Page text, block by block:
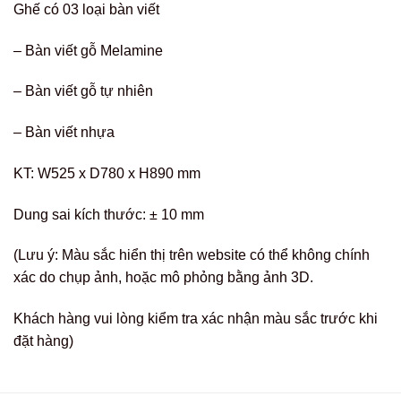
Ghế có 03 loại bàn viết
– Bàn viết gỗ Melamine
– Bàn viết gỗ tự nhiên
– Bàn viết nhựa
KT: W525 x D780 x H890 mm
Dung sai kích thước: ± 10 mm
(Lưu ý: Màu sắc hiển thị trên website có thể không chính
xác do chụp ảnh, hoặc mô phỏng bằng ảnh 3D.
Khách hàng vui lòng kiểm tra xác nhận màu sắc trước khi
đặt hàng)